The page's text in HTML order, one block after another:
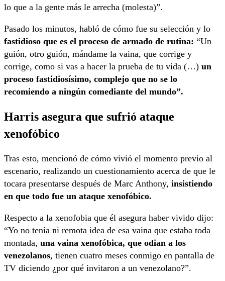
lo que a la gente más le arrecha (molesta)”.
Pasado los minutos, habló de cómo fue su selección y lo
fastidioso que es el proceso de armado de rutina: “Un
guión, otro guión, mándame la vaina, que corrige y
corrige, como si vas a hacer la prueba de tu vida (…) un
proceso fastidiosísimo, complejo que no se lo
recomiendo a ningún comediante del mundo”.
Harris asegura que sufrió ataque
xenofóbico
Tras esto, mencionó de cómo vivió el momento previo al
escenario, realizando un cuestionamiento acerca de que le
tocara presentarse después de Marc Anthony, insistiendo
en que todo fue un ataque xenofóbico.
Respecto a la xenofobia que él asegura haber vivido dijo:
“Yo no tenía ni remota idea de esa vaina que estaba toda
montada, una vaina xenofóbica, que odian a los
venezolanos, tienen cuatro meses conmigo en pantalla de
TV diciendo ¿por qué invitaron a un venezolano?”.